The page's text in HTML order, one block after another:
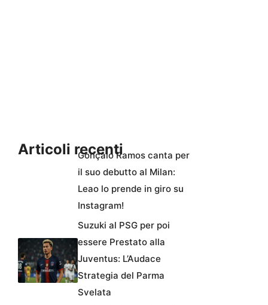
Articoli recentiGonçalo Ramos canta per
il suo debutto al Milan:
Leao lo prende in giro su
Instagram!
Suzuki al PSG per poi
essere Prestato alla
Juventus: L’Audace
Strategia del Parma
Svelata